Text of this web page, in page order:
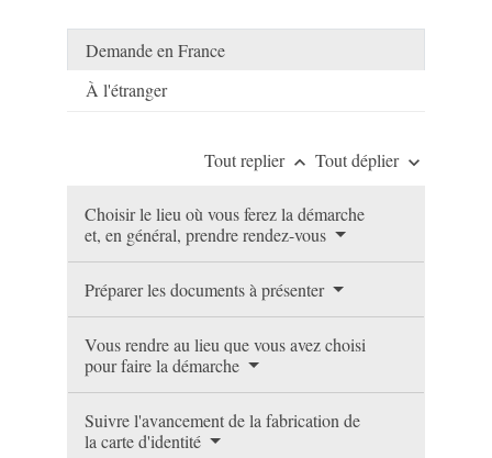
Demande en France
À l'étranger
Tout replier keyboard_arrow_up Tout déplier keyboard_arrow_down
Choisir le lieu où vous ferez la démarche
et, en général, prendre rendez-vous
Préparer les documents à présenter
Vous rendre au lieu que vous avez choisi
pour faire la démarche
Suivre l'avancement de la fabrication de
la carte d'identité